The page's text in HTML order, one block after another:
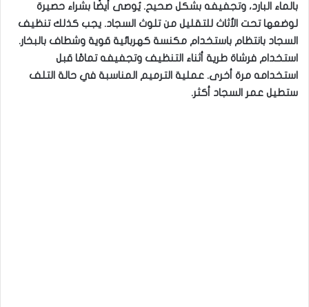
بالماء البارد، وتجفيفه بشكل صحيح. يُوصى أيضًا بشراء حصيرة
لوضعها تحت الأثاث للتقليل من تلوث السجاد. يجب كذلك تنظيف
السجاد بانتظام باستخدام مكنسة كهربائية قوية وشطاف بالبخار.
استخدام فرشاة طرية أثناء التنظيف وتجفيفه تمامًا قبل
استخدامه مرة أخرى. عملية الترميم المناسبة في حالة التلف
ستطيل عمر السجاد أكثر.